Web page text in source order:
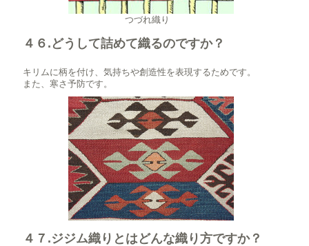
つづれ織り
４６.どうして詰めて織るのですか？
キリムに柄を付け、気持ちや創造性を表現するためです。
また、寒さ予防です。
４７.ジジム織りとはどんな織り方ですか？